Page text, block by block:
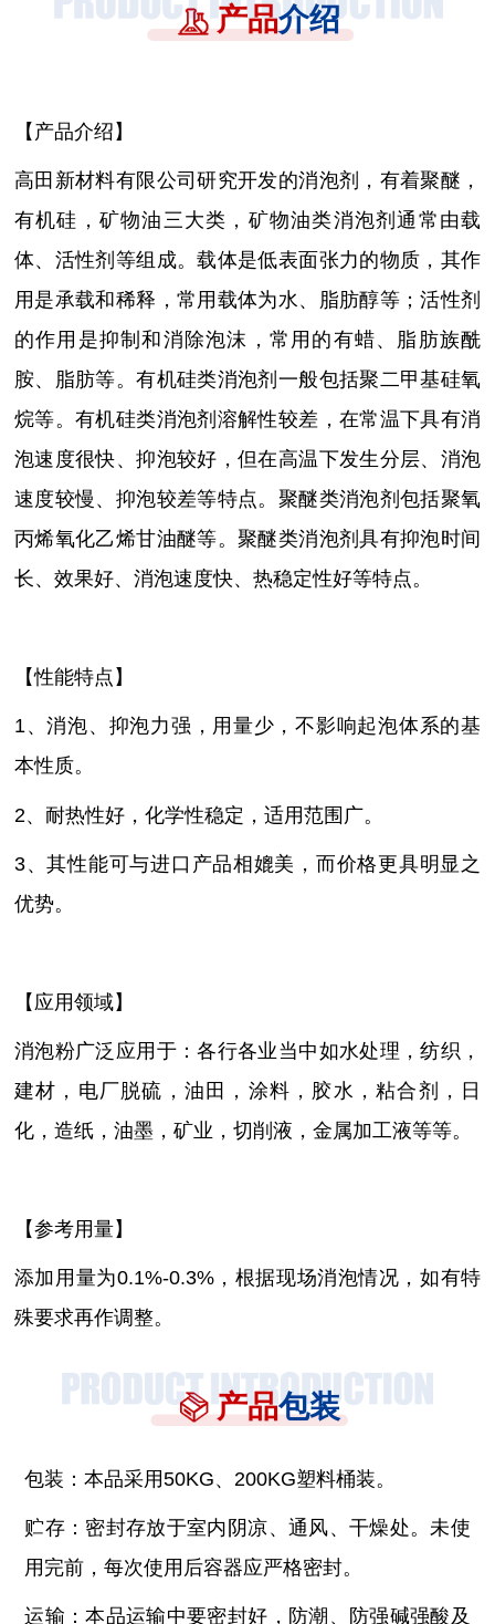
产品介绍
【产品介绍】
高田新材料有限公司研究开发的消泡剂，有着聚醚，
有机硅，矿物油三大类， 矿物油类消泡剂通常由载
体、活性剂等组成。载体是低表面张力的物质，其作
用是承载和稀释，常用载体为水、脂肪醇等；活性剂
的作用是抑制和消除泡沫，常用的有蜡、脂肪族酰
胺、脂肪等。有机硅类消泡剂一般包括聚二甲基硅氧
烷等。有机硅类消泡剂溶解性较差，在常温下具有消
泡速度很快、抑泡较好，但在高温下发生分层、消泡
速度较慢、抑泡较差等特点。聚醚类消泡剂包括聚氧
丙烯氧化乙烯甘油醚等。聚醚类消泡剂具有抑泡时间
长、效果好、消泡速度快、热稳定性好等特点。
【性能特点】
1、消泡、抑泡力强，用量少，不影响起泡体系的基
本性质。
2、耐热性好，化学性稳定，适用范围广。
3、其性能可与进口产品相媲美，而价格更具明显之
优势。
【应用领域】
消泡粉广泛应用于：各行各业当中如水处理，纺织，
建材，电厂脱硫，油田，涂料，胶水，粘合剂，日
化，造纸，油墨，矿业，切削液，金属加工液等等。
【参考用量】
添加用量为0.1%-0.3%，根据现场消泡情况，如有特
殊要求再作调整。
产品包装
包装：本品采用50KG、200KG塑料桶装。
贮存：密封存放于室内阴凉、通风、干燥处。未使
用完前，每次使用后容器应严格密封。
运输：本品运输中要密封好，防潮、防强碱强酸及